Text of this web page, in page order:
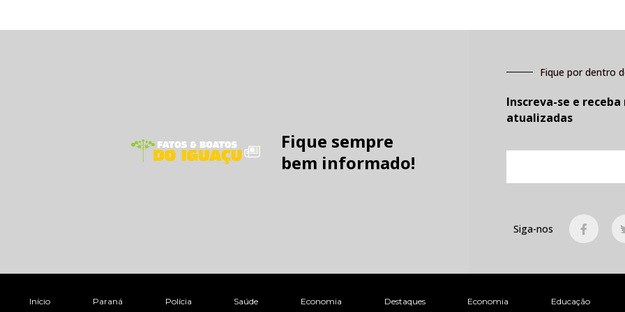
Fique sempre
bem informado!
Fique por dentro
Inscreva-se e
atualizadas
Siga-nos
F
a
c
o
k
-
Início Paraná Polícia Saúde Economia Destaques Economia Educação